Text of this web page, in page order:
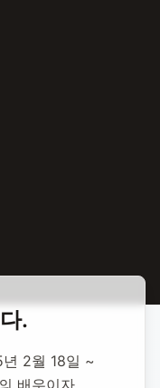
.
2월 18일 ~
배우이자